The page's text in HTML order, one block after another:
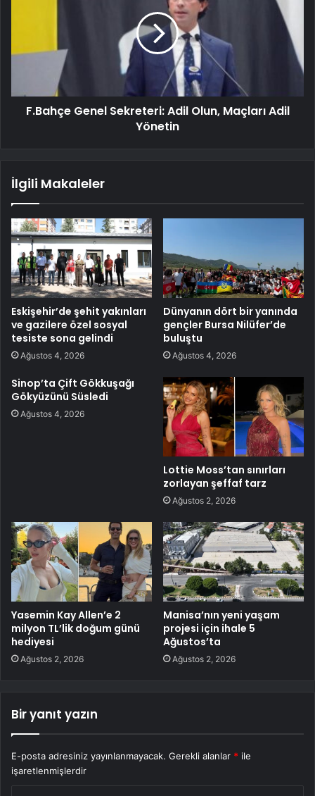
F.Bahçe Genel Sekreteri: Adil Olun, Maçları Adil
Yönetin
İlgili Makaleler
Eskişehir’de şehit yakınları
ve gazilere özel sosyal
tesiste sona gelindi
Ağustos 4, 2026
Dünyanın dört bir yanında
gençler Bursa Nilüfer’de
buluştu
Ağustos 4, 2026
Sinop’ta Çift Gökkuşağı
Gökyüzünü Süsledi
Ağustos 4, 2026
Lottie Moss’tan sınırları
zorlayan şeffaf tarz
Ağustos 2, 2026
Yasemin Kay Allen’e 2
milyon TL’lik doğum günü
hediyesi
Ağustos 2, 2026
Manisa’nın yeni yaşam
projesi için ihale 5
Ağustos’ta
Ağustos 2, 2026
Bir yanıt yazın
E-posta adresiniz yayınlanmayacak. Gerekli alanlar * ile
işaretlenmişlerdir